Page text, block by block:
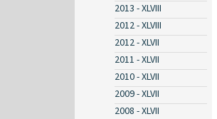
2013 - XLVIII
2012 - XLVIII
2012 - XLVII
2011 - XLVII
2010 - XLVII
2009 - XLVII
2008 - XLVII